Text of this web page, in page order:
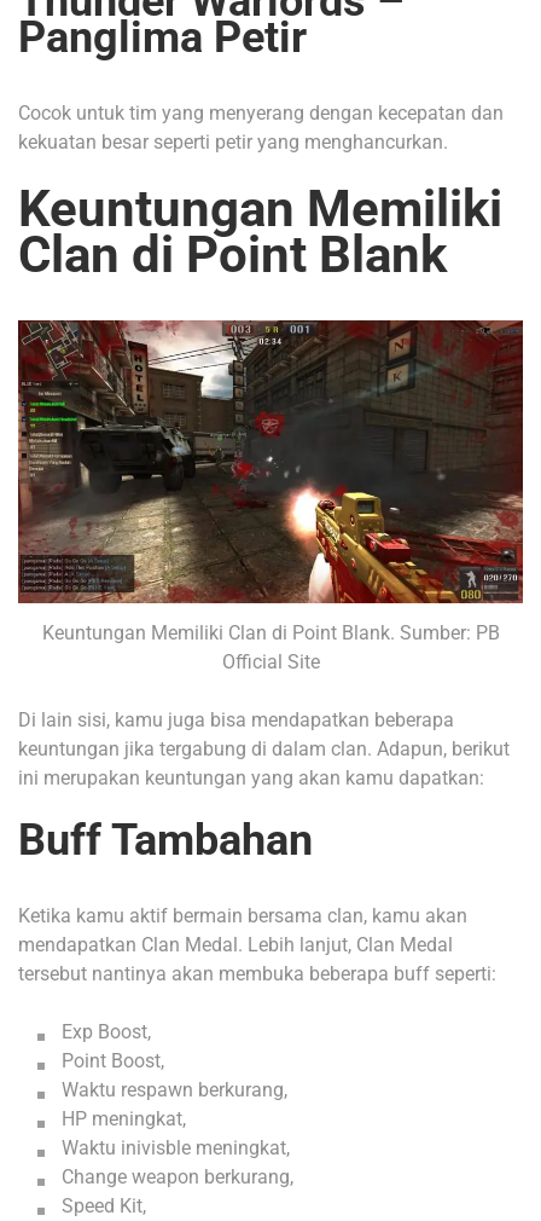
Panglima Petir
Cocok untuk tim yang menyerang dengan kecepatan dan
kekuatan besar seperti petir yang menghancurkan.
Keuntungan Memiliki
Clan di Point Blank
Keuntungan Memiliki Clan di Point Blank. Sumber: PB
Official Site
Di lain sisi, kamu juga bisa mendapatkan beberapa
keuntungan jika tergabung di dalam clan. Adapun, berikut
ini merupakan keuntungan yang akan kamu dapatkan:
Buff Tambahan
Ketika kamu aktif bermain bersama clan, kamu akan
mendapatkan Clan Medal. Lebih lanjut, Clan Medal
tersebut nantinya akan membuka beberapa buff seperti:
Exp Boost,
Point Boost,
Waktu respawn berkurang,
HP meningkat,
Waktu inivisble meningkat,
Change weapon berkurang,
Speed Kit,